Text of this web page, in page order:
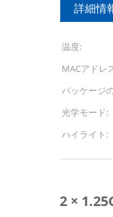
詳細情
温度:
MACアドレ
パッケージ
光学モード:
ハイライト:
2 ×